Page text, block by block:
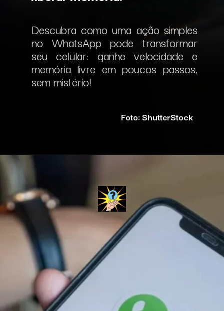
Descubra como uma ação simples
no WhatsApp pode transformar
seu celular: ganhe velocidade e
memória livre em poucos passos,
sem mistério!
Foto: ShutterStock